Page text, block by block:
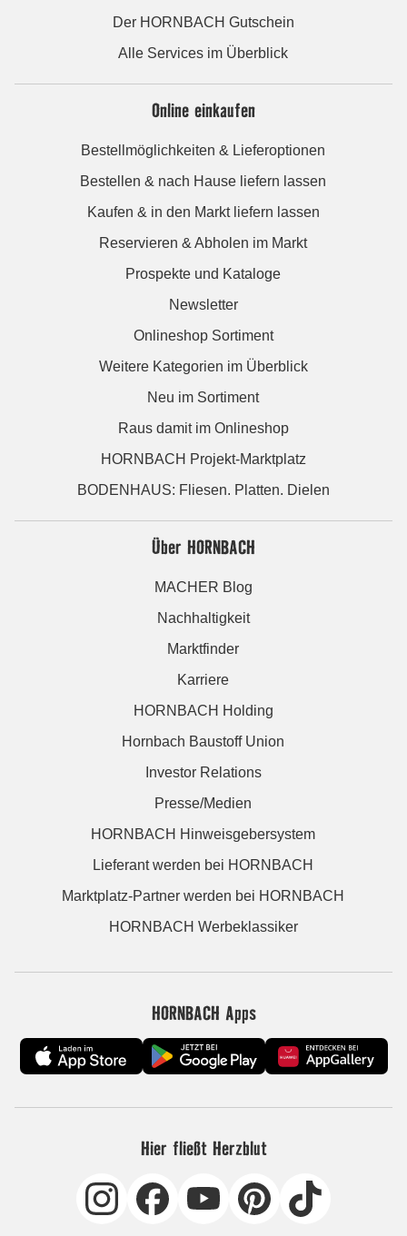
Der HORNBACH Gutschein
Alle Services im Überblick
Online einkaufen
Bestellmöglichkeiten & Lieferoptionen
Bestellen & nach Hause liefern lassen
Kaufen & in den Markt liefern lassen
Reservieren & Abholen im Markt
Prospekte und Kataloge
Newsletter
Onlineshop Sortiment
Weitere Kategorien im Überblick
Neu im Sortiment
Raus damit im Onlineshop
HORNBACH Projekt-Marktplatz
BODENHAUS: Fliesen. Platten. Dielen
Über HORNBACH
MACHER Blog
Nachhaltigkeit
Marktfinder
Karriere
HORNBACH Holding
Hornbach Baustoff Union
Investor Relations
Presse/Medien
HORNBACH Hinweisgebersystem
Lieferant werden bei HORNBACH
Marktplatz-Partner werden bei HORNBACH
HORNBACH Werbeklassiker
HORNBACH Apps
Hier fließt Herzblut